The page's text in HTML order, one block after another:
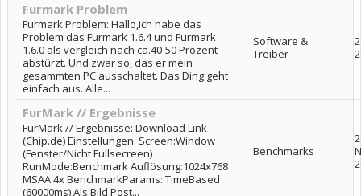
Furmark Problem
Furmark Problem: Hallo,ich habe das
Problem das Furmark 1.6.4 und Furmark
1.6.0 als vergleich nach ca.40-50 Prozent
abstürzt. Und zwar so, das er mein
gesammten PC ausschaltet. Das Ding geht
einfach aus. Alle...
Software &
Treiber
FurMark // Ergebnisse
FurMark // Ergebnisse: Download Link
(Chip.de) Einstellungen: Screen:Window
(Fenster/Nicht Fullsecreen)
RunMode:Benchmark Auflösung:1024x768
MSAA:4x BenchmarkParams: TimeBased
(60000ms) Als Bild Post...
Benchmarks